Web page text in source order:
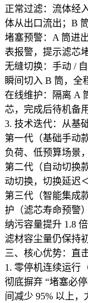
正常过滤：流体经
体从出口流出；B
堵塞预警：A 筒进
表报警，提示滤芯
无缝切换：手动 /
瞬间切入 B 筒，全
在线维护：隔离 A
芯，完成后待机备
3. 技术迭代：从基
第一代（基础手动
负荷、低预算场景
第二代（自动切换
动切换，切换延迟
第三代（智能集成
护（滤芯寿命预警
纳污容量提升 1.8
滤材容尘量仍保持
三、核心优势：直
1. 零停机连续运行
彻底摒弃 “堵塞必
间减少 95% 以上